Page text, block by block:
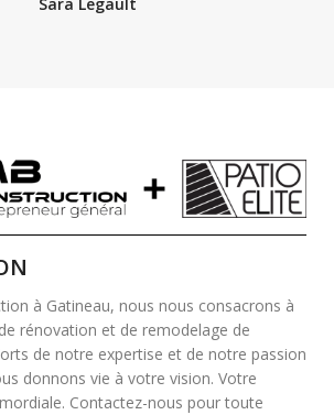
à Gatineau, nous nous consacrons à
rénovation et de remodelage de
de notre expertise et de notre passion
donnons vie à votre vision. Votre
Contactez-nous pour toute